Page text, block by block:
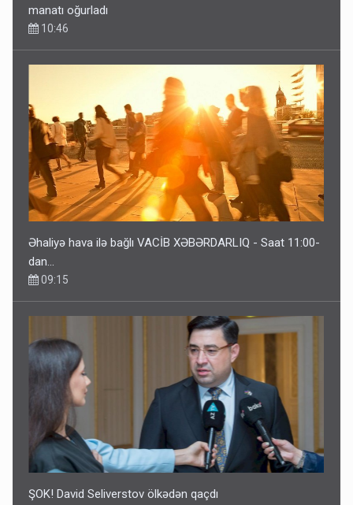
manatı oğurladı
10:46
Əhaliyə hava ilə bağlı VACİB XƏBƏRDARLIQ - Saat 11:00-
dan…
09:15
ŞOK! David Seliverstov ölkədən qaçdı